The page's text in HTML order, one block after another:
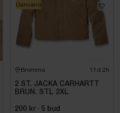
Bromma 11d 2h
2 ST. JACKA CARHARTT
BRUN. STL 2XL
200 kr · 5 bud
Oanvänd